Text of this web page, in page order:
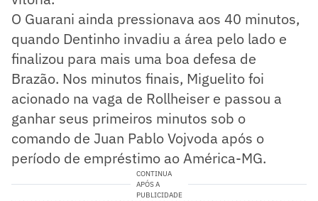
O Guarani ainda pressionava aos 40 minutos,
quando Dentinho invadiu a área pelo lado e
finalizou para mais uma boa defesa de
Brazão. Nos minutos finais, Miguelito foi
acionado na vaga de Rollheiser e passou a
ganhar seus primeiros minutos sob o
comando de Juan Pablo Vojvoda após o
período de empréstimo ao América-MG.
CONTINUA
APÓS A
PUBLICIDADE